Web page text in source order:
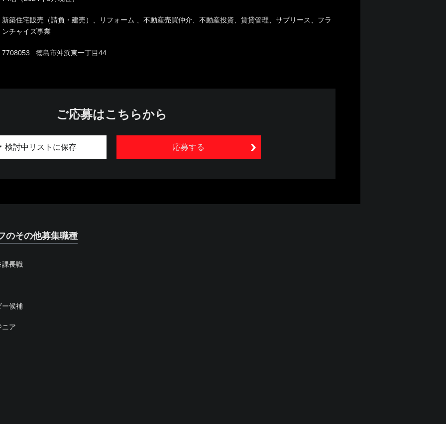
新築住宅販売（請負・建売）、リフォーム 、不動産売買仲介、不動産投資、賃貸管理、サブリース、フラ
ンチャイズ事業
7708053 徳島市沖浜東一丁目44
ご応募はこちらから
応募する
検討中リストに保存
のその他募集職種
長職
ー候補
ニア